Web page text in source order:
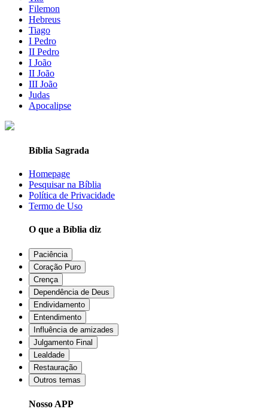
Filemon
Hebreus
Tiago
I Pedro
II Pedro
I João
II João
III João
Judas
Apocalipse
Bíblia Sagrada
Homepage
Pesquisar na Bíblia
Política de Privacidade
Termo de Uso
O que a Bíblia diz
Paciência
Coração Puro
Crença
Dependência de Deus
Endividamento
Entendimento
Influência de amizades
Julgamento Final
Lealdade
Restauração
Outros temas
Nosso APP